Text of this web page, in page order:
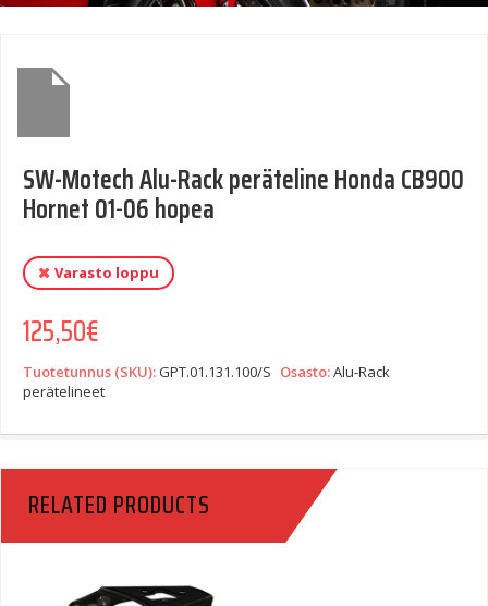
SW-Motech Alu-Rack peräteline Honda CB900
Hornet 01-06 hopea
Varasto loppu
125,50€
Tuotetunnus (SKU):GPT.01.131.100/S Osasto:Alu-Rack
perätelineet
RELATED PRODUCTS